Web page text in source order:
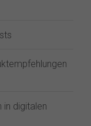
in digitalen